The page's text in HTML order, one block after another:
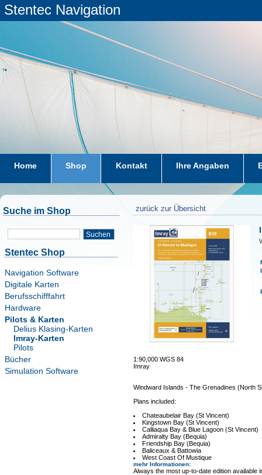
Stentec Navigation
Home Shop Kontakt Ihre Angaben
Suche im Shop
Suchen
Stentec Shop
Navigation Software
Digitale Karten
Berufsschifffahrt
Hardware
Pilots & Karten
Delius Klasing-Karten
Imray-Karten
Pilots
Bücher
Simulation Software
zurück zur Übersicht
1:90,000 WGS 84
Imray
Windward Islands - The Grenadines (North
Plans included:
Chateaubelair Bay (St Vincent)
Kingstown Bay (St Vincent)
Calliaqua Bay & Blue Lagoon (St Vincent)
Admiralty Bay (Bequia)
Friendship Bay (Bequia)
Baliceaux & Battowia
West Coast Of Mustique
mehr Informationen:
Always the most up-to-date edition